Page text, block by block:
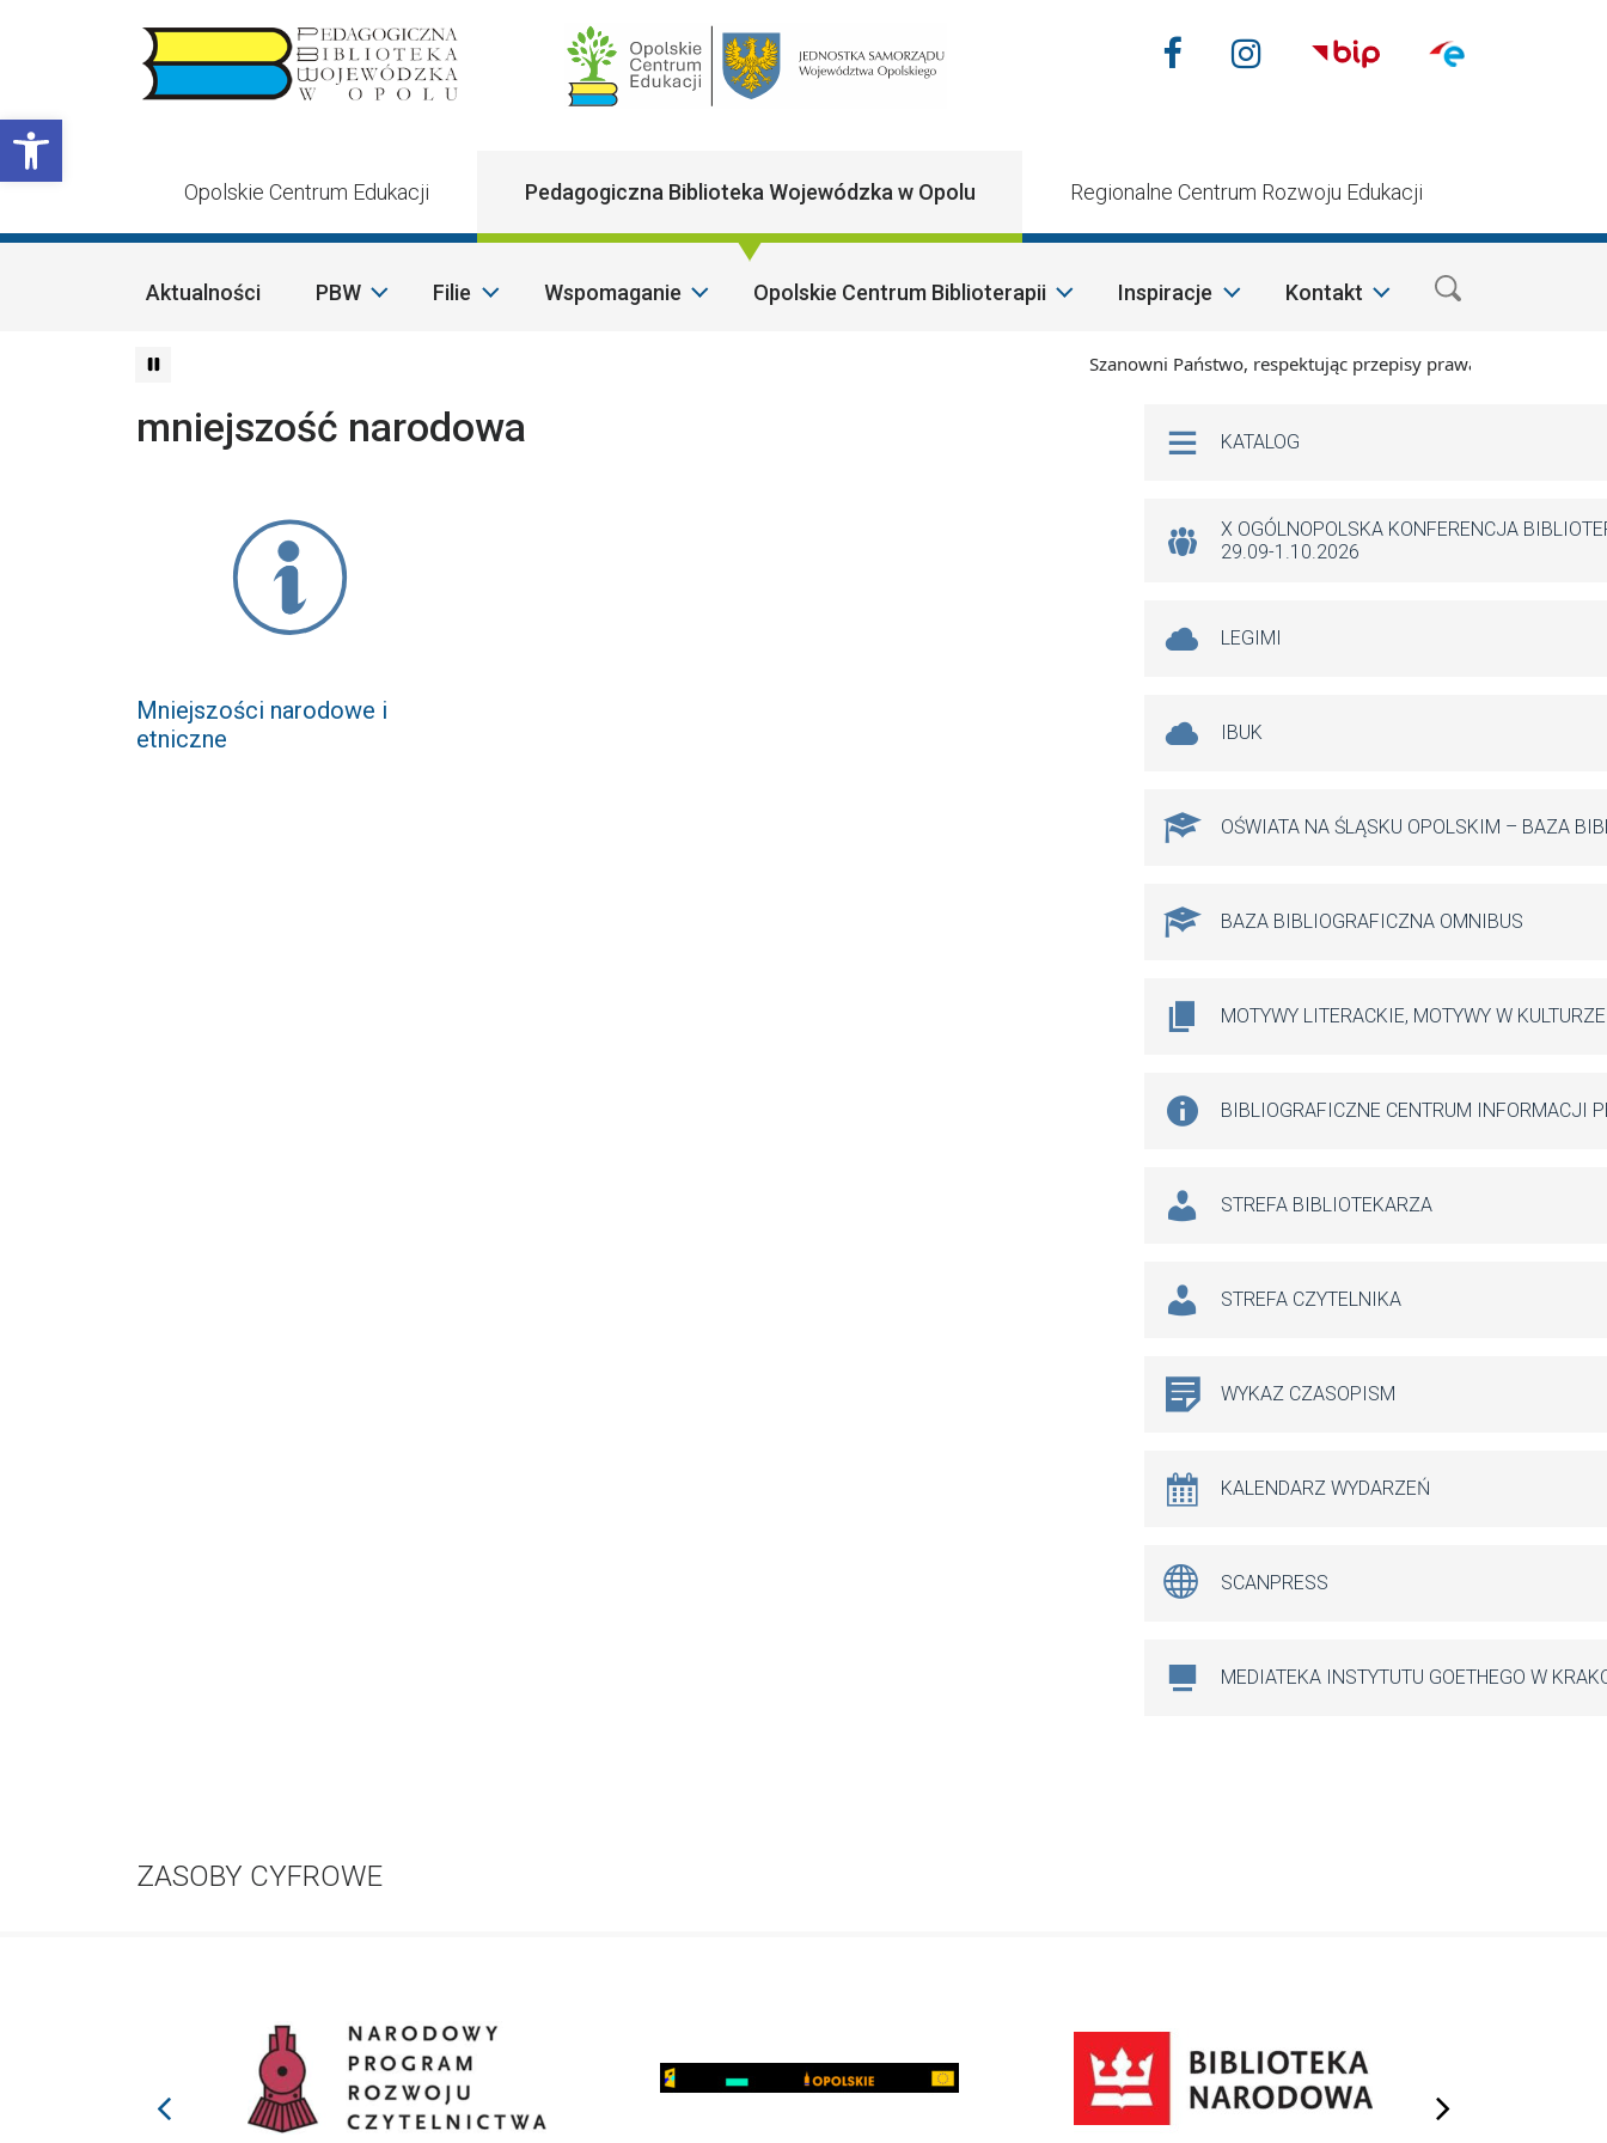
Otwórz pasek narzędzi
Main Navigation
Nasze media
FacebookInstagram
Opolskie Centrum Edukacji Pedagogiczna Biblioteka Wojewódzka w Opolu Regionalne Centrum Rozwoju Edukacji
Aktualności PBW Filie Wspomaganie Opolskie Centrum Biblioterapii Inspiracje Kontakt
Szanowni Państwo, respektując przepisy prawa i mając na
mniejszość narodowa
Mniejszości narodowe i
etniczne
Na skróty
KATALOG
X OGÓLNOPOLSKA KONFERENCJA
29.09-1.10.2026
LEGIMI
IBUK
OŚWIATA NA ŚLĄSKU OPOLSKIM – BAZA
BAZA BIBLIOGRAFICZNA OMNIBUS
MOTYWY LITERACKIE, MOTYWY W KULTURZE
BIBLIOGRAFICZNE CENTRUM INFORMACJI
STREFA BIBLIOTEKARZA
STREFA CZYTELNIKA
WYKAZ CZASOPISM
KALENDARZ WYDARZEŃ
SCANPRESS
MEDIATEKA INSTYTUTU GOETHEGO W
ZASOBY CYFROWE
prev next